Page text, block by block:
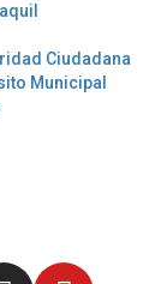
Ciudadana
Municipal